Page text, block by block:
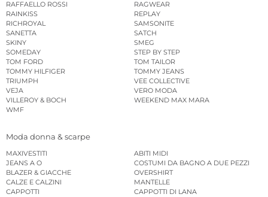
RAFFAELLO ROSSI
RAGWEAR
RAINKISS
REPLAY
RICHROYAL
SAMSONITE
SANETTA
SATCH
SKINY
SMEG
SOMEDAY
STEP BY STEP
TOM FORD
TOM TAILOR
TOMMY HILFIGER
TOMMY JEANS
TRIUMPH
VEE COLLECTIVE
VEJA
VERO MODA
VILLEROY & BOCH
WEEKEND MAX MARA
WMF
Moda donna & scarpe
MAXIVESTITI
ABITI MIDI
JEANS A O
COSTUMI DA BAGNO A DUE PEZZI
BLAZER & GIACCHE
OVERSHIRT
CALZE E CALZINI
MANTELLE
CAPPOTTI
CAPPOTTI DI LANA